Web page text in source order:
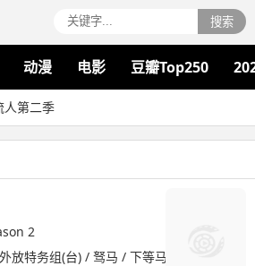
搜索
动漫 电影 豆瓣Top250
人第二季
2
放特务组(台) / 驽马 / 下等马 / 慢马